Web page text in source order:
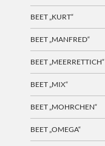
BEET „KURT“
BEET „MANFRED“
BEET „MEERRETTICH“
BEET „MIX“
BEET „MOHRCHEN“
BEET „OMEGA“